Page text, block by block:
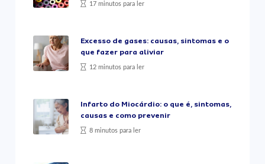
17 minutos para ler
Excesso de gases: causas, sintomas e o
que fazer para aliviar
12 minutos para ler
Infarto do Miocárdio: o que é, sintomas,
causas e como prevenir
8 minutos para ler